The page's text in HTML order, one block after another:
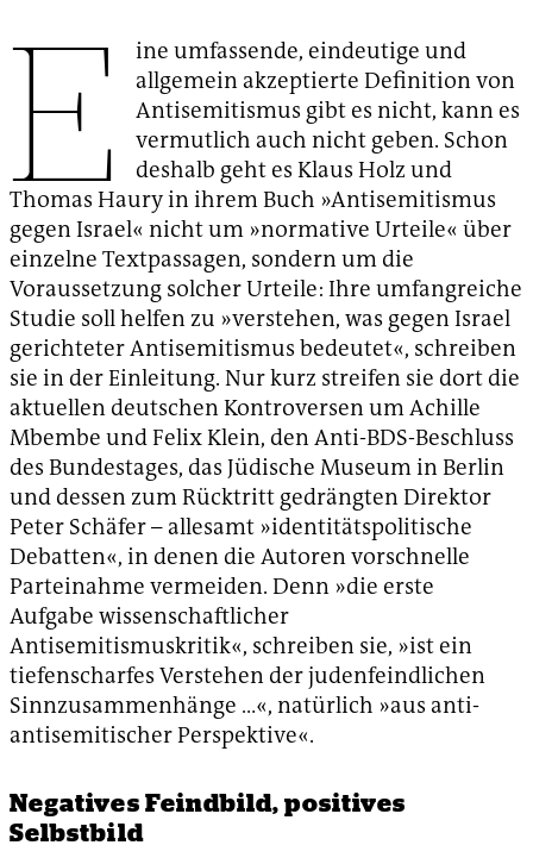
E
ine umfassende, eindeutige und
allgemein akzeptierte Definition von
Antisemitismus gibt es nicht, kann es
vermutlich auch nicht geben. Schon
deshalb geht es Klaus Holz und
Thomas Haury in ihrem Buch »Antisemitismus
gegen Israel« nicht um »normative Urteile« über
einzelne Textpassagen, sondern um die
Voraussetzung solcher Urteile: Ihre umfangreiche
Studie soll helfen zu »verstehen, was gegen Israel
gerichteter Antisemitismus bedeutet«, schreiben
sie in der Einleitung. Nur kurz streifen sie dort die
aktuellen deutschen Kontroversen um Achille
Mbembe und Felix Klein, den Anti-BDS-Beschluss
des Bundestages, das Jüdische Museum in Berlin
und dessen zum Rücktritt gedrängten Direktor
Peter Schäfer – allesamt »identitätspolitische
Debatten«, in denen die Autoren vorschnelle
Parteinahme vermeiden. Denn »die erste
Aufgabe wissenschaftlicher
Antisemitismuskritik«, schreiben sie, »ist ein
tiefenscharfes Verstehen der judenfeindlichen
Sinnzusammenhänge …«, natürlich »aus anti-
antisemitischer Perspektive«.
Negatives Feindbild, positives
Selbstbild